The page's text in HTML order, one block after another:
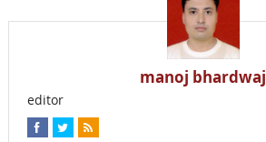
manoj bhardwaj
editor